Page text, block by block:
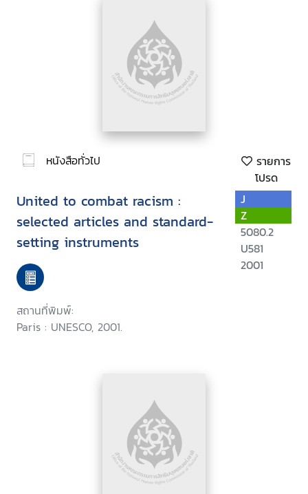
หนังสือทั่วไป
รายการ
โปรด
United to combat racism :
selected articles and standard-
setting instruments
สถานที่พิมพ์:
Paris : UNESCO, 2001.
J
Z
5080.2
U581
2001